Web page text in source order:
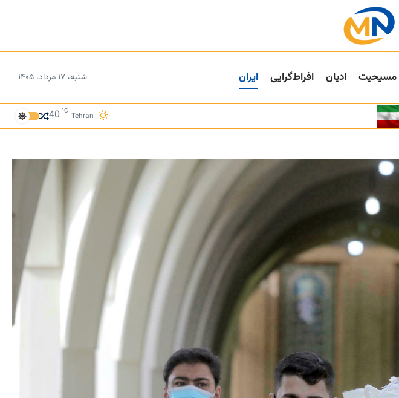
مسیحیت ادیان افراط‌گرایی ایران شنبه، ۱۷ مرداد، ۱۴۰۵
Tehran
40 °C